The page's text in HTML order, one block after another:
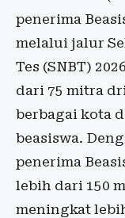
penerima
melalui jalur
Tes (SNBT)
dari 75 mitra
berbagai kota
beasiswa.
penerima
lebih dari 150
meningkat